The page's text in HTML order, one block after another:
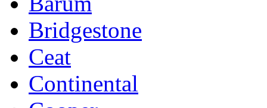
Bridgestone
Ceat
Continental